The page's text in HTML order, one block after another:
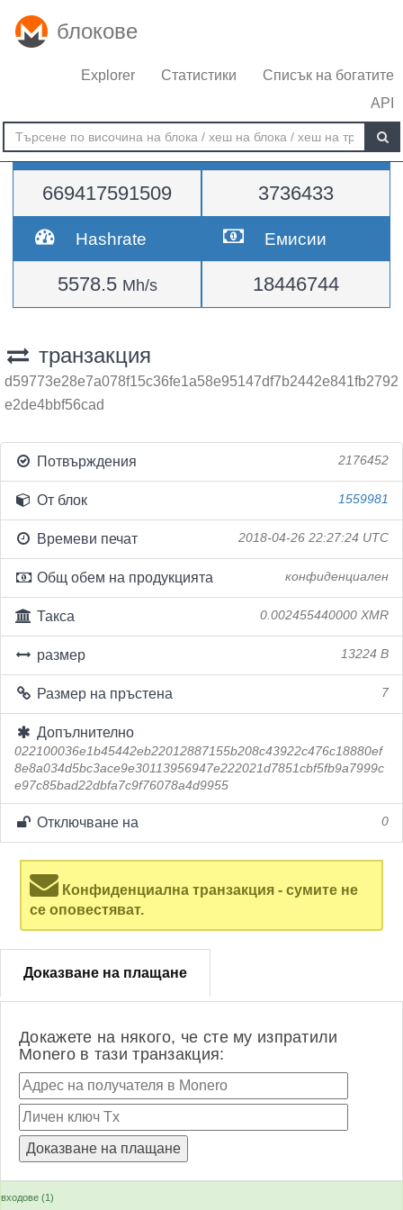
блокове
Explorer Статистики
Списък на богатите
API
Трудност
669417591509
височина
3736433
Hashrate
5578.5 Mh/s
Емисии
18446744
транзакция
d59773e28e7a078f15c36fe1a58e95147df7b2442e841fb2792
e2de4bbf56cad
Потвърждения 2176452
От блок 1559981
Времеви печат 2018-04-26 22:27:24 UTC
Общ обем на продукцията конфиденциален
Такса 0.002455440000 XMR
размер 13224 B
Размер на пръстена 7
Допълнително
022100036e1b45442eb22012887155b208c43922c476c18880ef
8e8a034d5bc3ace9e30113956947e222021d7851cbf5fb9a7999c
e97c85bad22dbfa7c9f76078a4d9955
Отключване на 0
Конфиденциална транзакция - сумите не
се оповестяват.
Доказване на плащане
Докажете на някого, че сте му изпратили
Monero в тази транзакция:
входове (1)